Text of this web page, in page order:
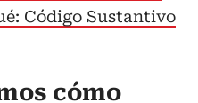
Código Sustantivo
cómo